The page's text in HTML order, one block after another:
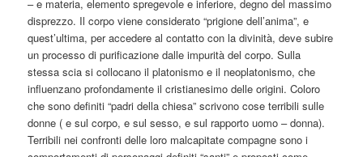
– e materia, elemento spregevole e inferiore, degno del massimo
disprezzo. Il corpo viene considerato “prigione dell’anima”, e
quest’ultima, per accedere al contatto con la divinità, deve subire
un processo di purificazione dalle impurità del corpo. Sulla
stessa scia si collocano il platonismo e il neoplatonismo, che
influenzano profondamente il cristianesimo delle origini. Coloro
che sono definiti “padri della chiesa” scrivono cose terribili sulle
donne ( e sul corpo, e sul sesso, e sul rapporto uomo – donna).
Terribili nei confronti delle loro malcapitate compagne sono i